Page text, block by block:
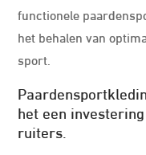
functionele
het behalen van
sport.
het een
ruiters.